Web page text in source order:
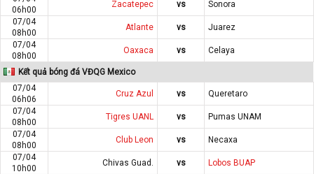
06h00
Zacatepec vs
Sonora
07/04
08h00
Atlante vs
Juarez
07/04
08h00
Oaxaca vs Celaya
Kết quả bóng đá VĐQG Mexico
07/04
06h06
Cruz Azul vs
Queretaro
07/04
08h00
Tigres UANL vs
Pumas UNAM
07/04
08h00
Club Leon vs
Necaxa
07/04
10h00
Chivas Guad. vs
Lobos BUAP